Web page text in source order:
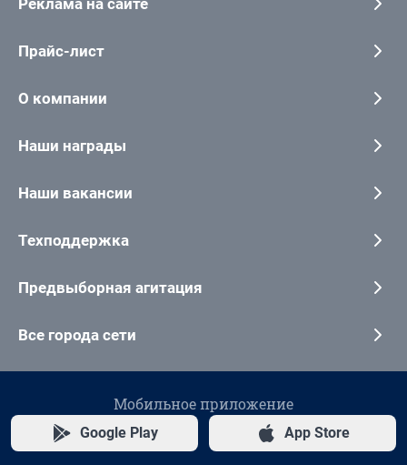
Прайс-лист
О компании
Наши награды
Наши вакансии
Техподдержка
Предвыборная агитация
Все города сети
Мобильное приложение
Google Play App Store